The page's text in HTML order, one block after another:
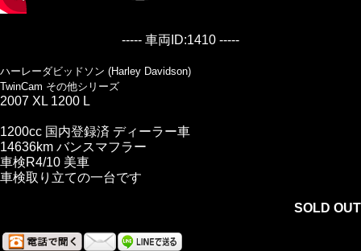
----- 車両ID:1410 -----
ハーレーダビッドソン (Harley Davidson)
TwinCam その他シリーズ
2007 XL 1200 L
1200cc 国内登録済 ディーラー車
14636km バンスマフラー
車検R4/10 美車
車検取り立ての一台です
SOLD OUT